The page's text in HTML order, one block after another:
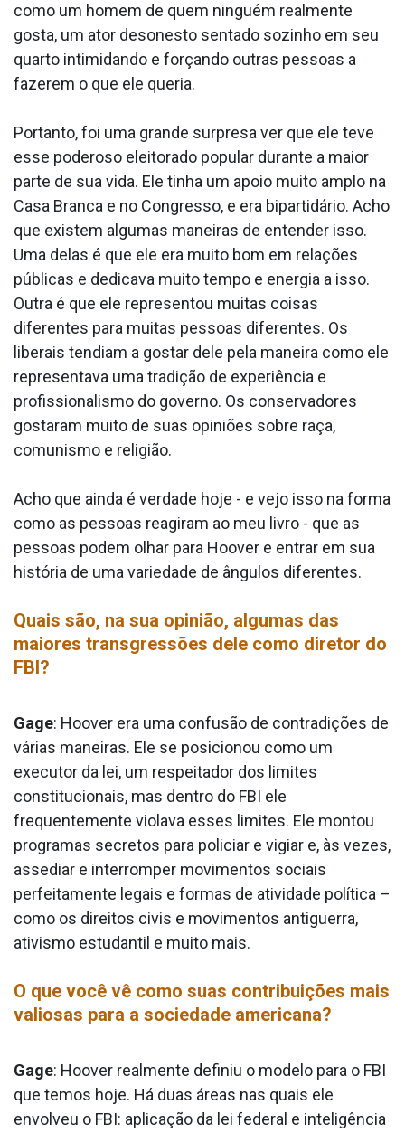
como um homem de quem ninguém realmente
gosta, um ator desonesto sentado sozinho em seu
quarto intimidando e forçando outras pessoas a
fazerem o que ele queria.
Portanto, foi uma grande surpresa ver que ele teve
esse poderoso eleitorado popular durante a maior
parte de sua vida. Ele tinha um apoio muito amplo na
Casa Branca e no Congresso, e era bipartidário. Acho
que existem algumas maneiras de entender isso.
Uma delas é que ele era muito bom em relações
públicas e dedicava muito tempo e energia a isso.
Outra é que ele representou muitas coisas
diferentes para muitas pessoas diferentes. Os
liberais tendiam a gostar dele pela maneira como ele
representava uma tradição de experiência e
profissionalismo do governo. Os conservadores
gostaram muito de suas opiniões sobre raça,
comunismo e religião.
Acho que ainda é verdade hoje - e vejo isso na forma
como as pessoas reagiram ao meu livro - que as
pessoas podem olhar para Hoover e entrar em sua
história de uma variedade de ângulos diferentes.
Quais são, na sua opinião, algumas das
maiores transgressões dele como diretor do
FBI?
Gage: Hoover era uma confusão de contradições de
várias maneiras. Ele se posicionou como um
executor da lei, um respeitador dos limites
constitucionais, mas dentro do FBI ele
frequentemente violava esses limites. Ele montou
programas secretos para policiar e vigiar e, às vezes,
assediar e interromper movimentos sociais
perfeitamente legais e formas de atividade política –
como os direitos civis e movimentos antiguerra,
ativismo estudantil e muito mais.
O que você vê como suas contribuições mais
valiosas para a sociedade americana?
Gage: Hoover realmente definiu o modelo para o FBI
que temos hoje. Há duas áreas nas quais ele
envolveu o FBI: aplicação da lei federal e inteligência